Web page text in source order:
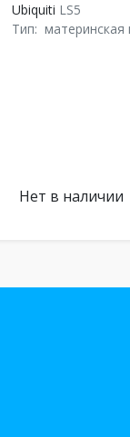
Ubiquiti LS5
Тип: материнская
Нет в наличии